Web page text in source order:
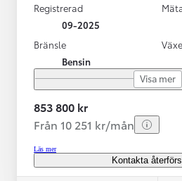
Registrerad
09-2025
Bränsle
Bensin
Visa mer
853 800 kr
Från 10 251 kr/mån
Läs mer
Kontakta